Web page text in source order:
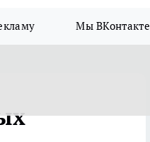
Мы ВКонтакте